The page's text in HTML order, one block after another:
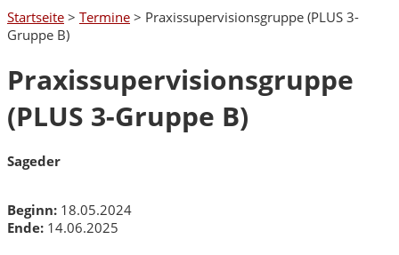
Startseite > Termine > Praxissupervisionsgruppe (PLUS 3-
Gruppe B)
Praxissupervisionsgruppe
(PLUS 3-Gruppe B)
Sageder
Beginn: 18.05.2024
Ende: 14.06.2025